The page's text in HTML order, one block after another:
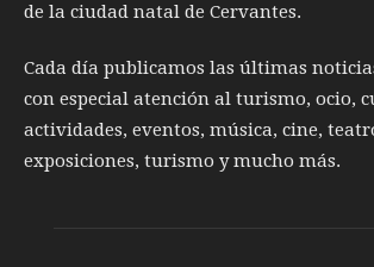
de la ciudad natal de Cervantes.
Cada día publicamos las últimas
con especial atención al turismo, ocio,
actividades, eventos, música, cine,
exposiciones, turismo y mucho más.